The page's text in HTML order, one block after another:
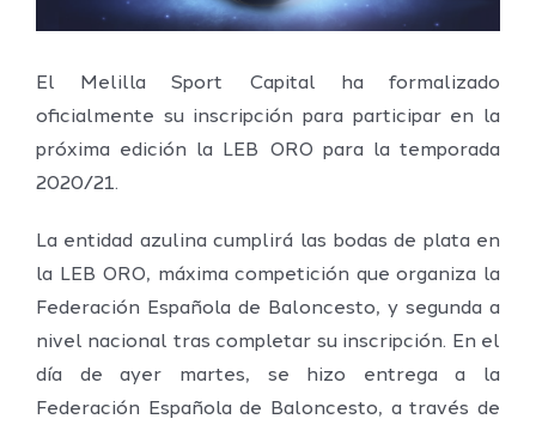
El Melilla Sport Capital ha formalizado
oficialmente su inscripción para participar en la
próxima edición la LEB ORO para la temporada
2020/21.
La entidad azulina cumplirá las bodas de plata en
la LEB ORO, máxima competición que organiza la
Federación Española de Baloncesto, y segunda a
nivel nacional tras completar su inscripción. En el
día de ayer martes, se hizo entrega a la
Federación Española de Baloncesto, a través de